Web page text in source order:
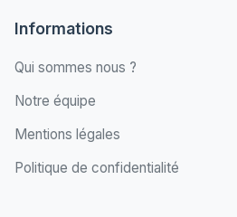
Informations
Qui sommes nous ?
Notre équipe
Mentions légales
Politique de confidentialité